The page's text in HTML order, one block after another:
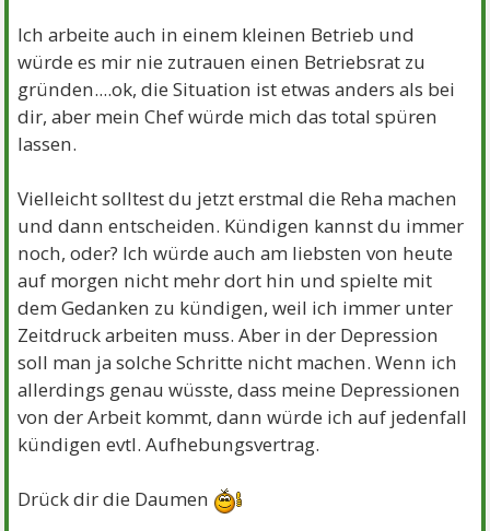
Ich arbeite auch in einem kleinen Betrieb und
würde es mir nie zutrauen einen Betriebsrat zu
gründen....ok, die Situation ist etwas anders als bei
dir, aber mein Chef würde mich das total spüren
lassen.
Vielleicht solltest du jetzt erstmal die Reha machen
und dann entscheiden. Kündigen kannst du immer
noch, oder? Ich würde auch am liebsten von heute
auf morgen nicht mehr dort hin und spielte mit
dem Gedanken zu kündigen, weil ich immer unter
Zeitdruck arbeiten muss. Aber in der Depression
soll man ja solche Schritte nicht machen. Wenn ich
allerdings genau wüsste, dass meine Depressionen
von der Arbeit kommt, dann würde ich auf jedenfall
kündigen evtl. Aufhebungsvertrag.
Drück dir die Daumen